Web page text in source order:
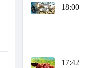
18:00
17:42